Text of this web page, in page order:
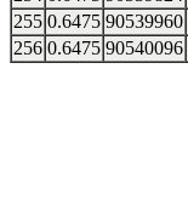
255 0.6475 90539960
256 0.6475 90540096